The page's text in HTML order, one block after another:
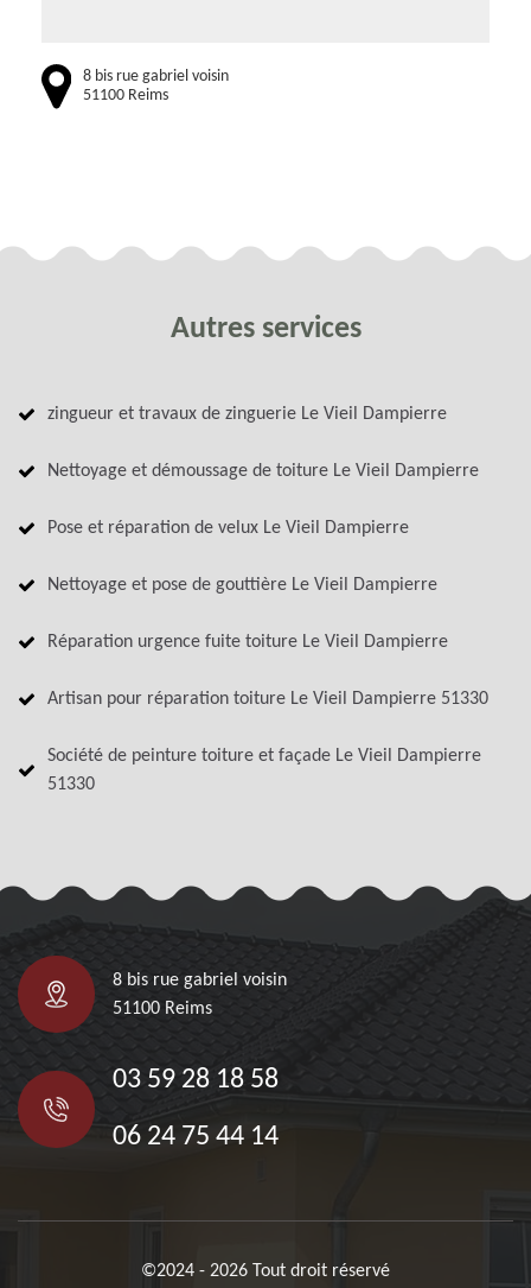
8 bis rue gabriel voisin
51100 Reims
Autres services
zingueur et travaux de zinguerie Le Vieil Dampierre
Nettoyage et démoussage de toiture Le Vieil Dampierre
Pose et réparation de velux Le Vieil Dampierre
Nettoyage et pose de gouttière Le Vieil Dampierre
Réparation urgence fuite toiture Le Vieil Dampierre
Artisan pour réparation toiture Le Vieil Dampierre 51330
Société de peinture toiture et façade Le Vieil Dampierre
51330
8 bis rue gabriel voisin
51100 Reims
03 59 28 18 58
06 24 75 44 14
©2024 - 2026 Tout droit réservé